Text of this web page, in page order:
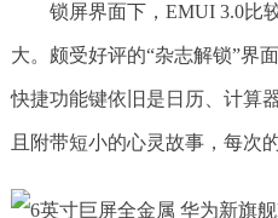
锁屏界面下，EMUI 3.0比
大。颇受好评的“杂志解锁”界
快捷功能键依旧是日历、计算
且附带短小的心灵故事，每次